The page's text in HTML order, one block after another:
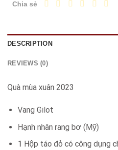
Chia sẻ
DESCRIPTION
REVIEWS (0)
Quà mùa xuân 2023
Vang Gilot
Hạnh nhân rang bơ (Mỹ)
1 Hộp táo đỏ có công dụng